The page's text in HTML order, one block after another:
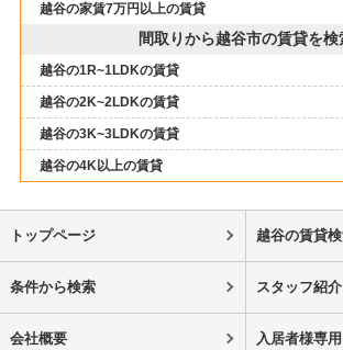
越谷の家賃7万円以上の賃貸
間取りから越谷市の賃貸を検
越谷の1R~1LDKの賃貸
越谷の2K~2LDKの賃貸
越谷の3K~3LDKの賃貸
越谷の4K以上の賃貸
トップページ 越谷の賃貸
条件から検索 スタッフ紹介
会社概要 入居者様専用